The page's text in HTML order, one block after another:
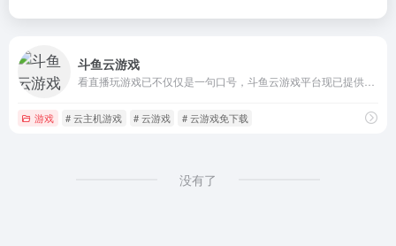
斗鱼云游戏
游戏 # 云主机游戏 # 云游戏 # 云游戏免下载
没有了